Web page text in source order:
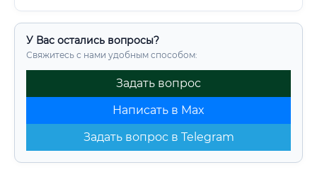
У Вас остались вопросы?
Свяжитесь с нами удобным способом:
Задать вопрос
Написать в Max
Задать вопрос в Telegram